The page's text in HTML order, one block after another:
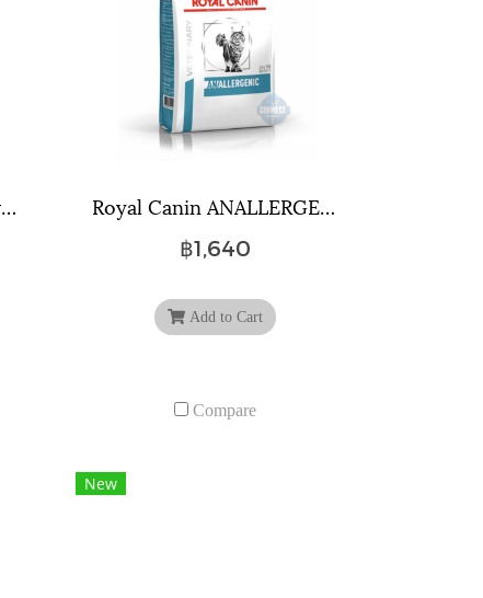
Royal Canin Kitten Gravy ขนาด ( 85 กรัม ) จำนวน 12 ซอง Royal Canin ANALLERGENIC CAT ขนาดถุง 4 กิโลกรัม.
฿1,640
Add to Cart
Compare
New